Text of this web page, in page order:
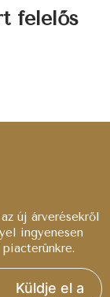
felelős
új árverésekről
ingyenesen
Küldje el a